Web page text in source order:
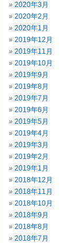
2020年3月
2020年2月
2020年1月
2019年12月
2019年11月
2019年10月
2019年9月
2019年8月
2019年7月
2019年6月
2019年5月
2019年4月
2019年3月
2019年2月
2019年1月
2018年12月
2018年11月
2018年10月
2018年9月
2018年8月
2018年7月